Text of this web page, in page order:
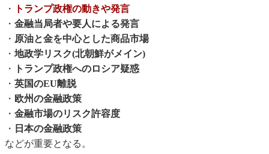
・
トランプ政権の動きや発言
・ 金融当局者や要人による発言
・ 原油と金を中心とした商品市場
・ 地政学リスク(北朝鮮がメイン)
・
トランプ政権へのロシア疑惑
・ 英国のEU離脱
・ 欧州の金融政策
・ 金融市場のリスク許容度
・ 日本の金融政策
などが重要となる。